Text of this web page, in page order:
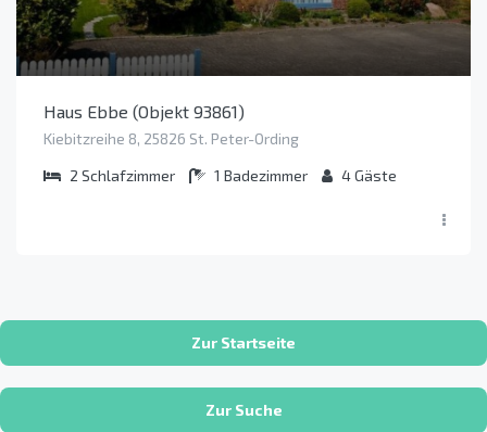
Haus Ebbe (Objekt 93861)
Kiebitzreihe 8, 25826 St. Peter-Ording
2 Schlafzimmer 1 Badezimmer 4Gäste
Zur Startseite
Zur Suche